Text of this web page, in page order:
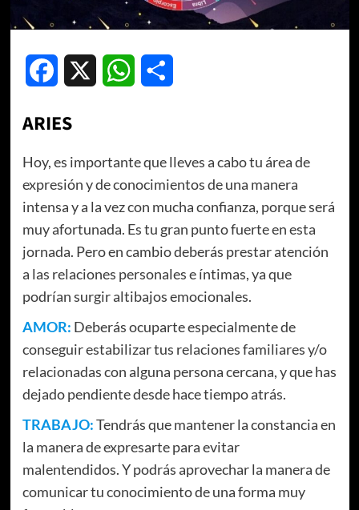
Facebook WhatsApp
ARIES
Hoy, es importante que lleves a cabo tu área de
expresión y de conocimientos de una manera
intensa y a la vez con mucha confianza, porque será
muy afortunada. Es tu gran punto fuerte en esta
jornada. Pero en cambio deberás prestar atención
a las relaciones personales e íntimas, ya que
podrían surgir altibajos emocionales.
AMOR: Deberás ocuparte especialmente de
conseguir estabilizar tus relaciones familiares y/o
relacionadas con alguna persona cercana, y que has
dejado pendiente desde hace tiempo atrás.
TRABAJO:Tendrás que mantener la constancia en
la manera de expresarte para evitar
malentendidos. Y podrás aprovechar la manera de
comunicar tu conocimiento de una forma muy